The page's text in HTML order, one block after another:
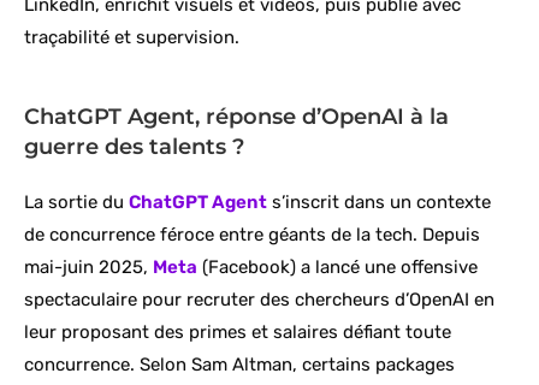
LinkedIn, enrichit visuels et vidéos, puis publie avec
traçabilité et supervision.
ChatGPT Agent, réponse d’OpenAI à la
guerre des talents ?
La sortie du ChatGPT Agent s’inscrit dans un contexte
de concurrence féroce entre géants de la tech. Depuis
mai-juin 2025, Meta (Facebook) a lancé une offensive
spectaculaire pour recruter des chercheurs d’OpenAI en
leur proposant des primes et salaires défiant toute
concurrence. Selon Sam Altman, certains packages